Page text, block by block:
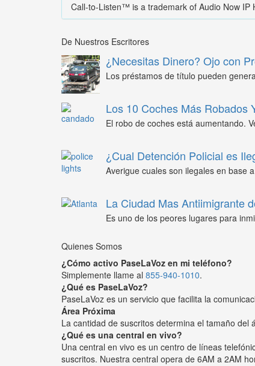
Call-to-Listen™ is a trademark of Audio Now IP
De Nuestros Escritores
¿Necesitas Dinero? Ojo con
Los préstamos de título pueden
Los 10 Coches Más Robados
El robo de coches está aumentando.
¿Cual Detención Policial es
Averigue cuales son ilegales en base
La Ciudad Mas Antiimigrante
Es uno de los peores lugares para
Quienes Somos
¿Cómo activo PaseLaVoz en mi teléfono?
Simplemente llame al 855-940-1010.
¿Qué es PaseLaVoz?
PaseLaVoz es un servicio que facilita la
Área Próxima
La cantidad de suscritos determina el tamaño
¿Qué es una central en vivo?
Una central en vivo es un centro de líneas
suscritos. Nuestra central opera de 6AM a 2AM